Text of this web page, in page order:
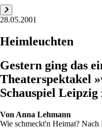
28.05.2001
Heimleuchten
Gestern ging das
Theaterspektakel
Schauspiel Leipzig
Von Anna Lehmann
Wie schmeckt'n Heimat?